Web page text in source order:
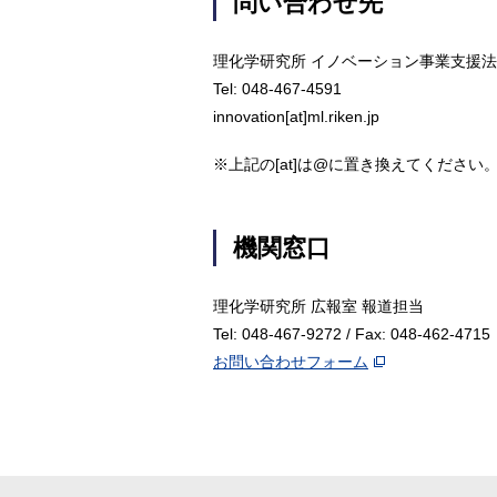
理化学研究所 イノベーション事業支援
Tel: 048-467-4591
innovation[at]ml.riken.jp
※上記の[at]は@に置き換えてください。
機関窓口
理化学研究所 広報室 報道担当
Tel: 048-467-9272 / Fax: 048-462-4715
お問い合わせフォーム